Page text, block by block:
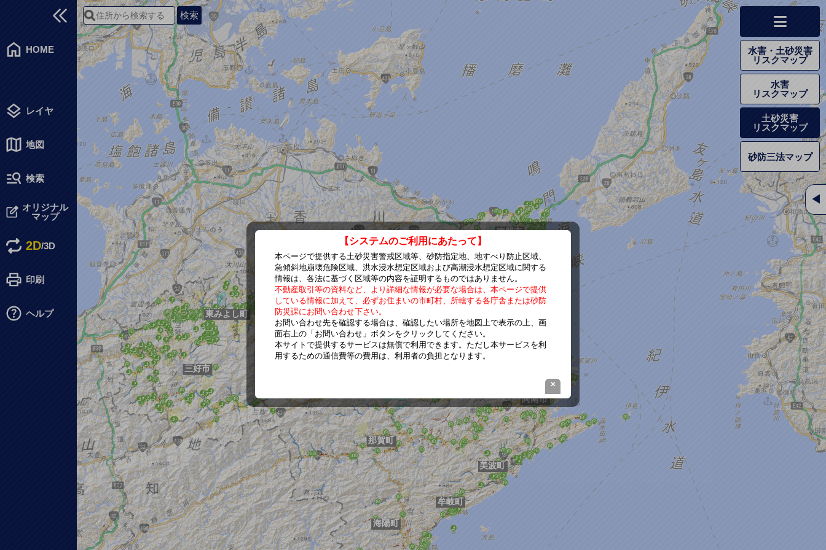
HOME
レイヤ
地図
検索
オリジナル
マップ
2D/3D
印刷
ヘルプ
水害・土砂災害
リスクマップ
水害
リスクマップ
土砂災害
リスクマップ
砂防三法マップ
◀
【システムのご利用にあたって】
本ページで提供する土砂災害警戒区域等、砂防指定地、地すべり防止区域、
急傾斜地崩壊危険区域、洪水浸水想定区域および高潮浸水想定区域に関する
情報は、各法に基づく区域等の内容を証明するものではありません。
不動産取引等の資料など、より詳細な情報が必要な場合は、本ページで提供
している情報に加えて、必ずお住まいの市町村、所轄する各庁舎または砂防
防災課にお問い合わせ下さい。
お問い合わせ先を確認する場合は、確認したい場所を地図上で表示の上、画
面右上の「お問い合わせ」ボタンをクリックしてください。
本サイトで提供するサービスは無償で利用できます。ただし本サービスを利
用するための通信費等の費用は、利用者の負担となります。